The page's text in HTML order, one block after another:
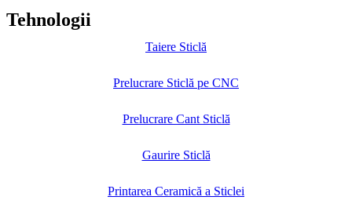
Tehnologii
Taiere Sticlă
Prelucrare Sticlă pe CNC
Prelucrare Cant Sticlă
Gaurire Sticlă
Printarea Ceramică a Sticlei